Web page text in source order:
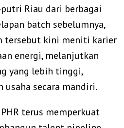
Riau dari berbagai
batch sebelumnya,
tersebut kini meniti karier
energi, melanjutkan
yang lebih tinggi,
usaha secara mandiri.
terus memperkuat